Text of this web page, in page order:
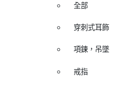
全部
穿刺式耳飾
項鍊，吊墜
戒指